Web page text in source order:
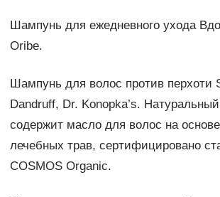
Шампунь для ежедневного ухода
Oribe.
Шампунь для волос против перхоти
Dandruff, Dr. Konopka’s.
содержит масло для волос на
лечебных трав, сертифицировано
COSMOS Organic.